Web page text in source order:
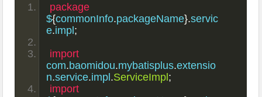
package
${commonInfo.packageName}.servic
e.impl;
import
com.baomidou.mybatisplus.extensio
n.service.impl.ServiceImpl;
import